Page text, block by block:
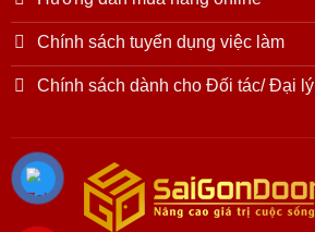
Chính sách tuyển dụng việc làm
Chính sách dành cho Đối tác/ Đại lý